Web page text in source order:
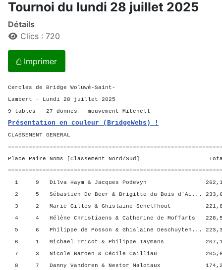
Tournoi du lundi 28 juillet 2025
Détails
Clics : 720
⎙ Imprimer
Cercles de Bridge Woluwé-Saint-
Lambert - Lundi 28 juillet 2025
9 tables - 27 donnes - mouvement Mitchell
Présentation en couleur (BridgeWebs) !
CLASSEMENT GENERAL
Place Paire Noms [Classement Nord/Sud] Total
1 9 Dilva Haym & Jacques Podevyn 262,13
2 5 Sébastien De Beer & Brigitte du Bois d'Ai...
3 2 Marie Gilles & Ghislaine Schelfhout 221,88
4 4 Hélène Christiaens & Catherine de Moffarts
5 6 Philippe de Posson & Ghislaine Deschuyten...
6 1 Michael Tricot & Philippe Taymans 207,13
7 3 Nicole Baroen & Cécile Cailliau 205,63
8 7 Danny Vandoren & Nestor Malotaux 174,25